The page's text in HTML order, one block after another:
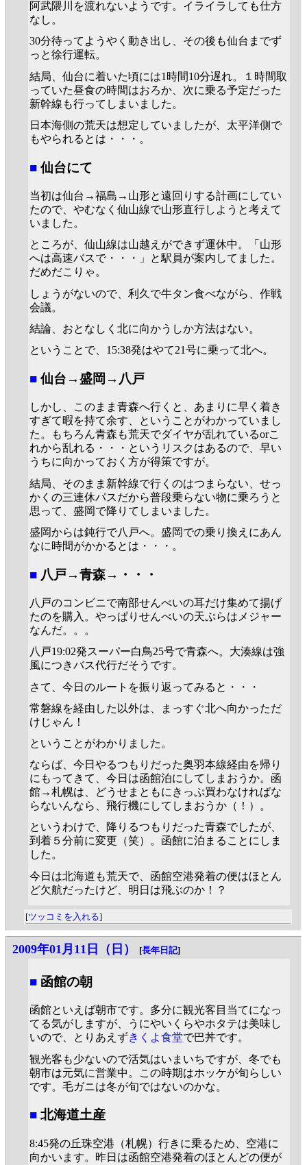
阿武隈川を渡れないようです。イライラしても仕方
なし。
30分待ってようやく動き出し、その後も仙台までず
っと徐行運転。
結局、仙台に着いた頃には1時間10分遅れ。１時間取
っていた昼食の時間はおろか、次に乗る予定だった
新幹線も行ってしまいました。
日本海側の荒天は想定していましたが、太平洋側で
もやられるとは・・・。
■ 仙台にて
当初は仙台→福島→山形と遠回りする計画にしてい
たので、やむなく仙山線で山形直行しようと考えて
いました。
ところが、仙山線は山越えができず運休中。「山形
へは高速バスで・・・」と駅員が案内してました。
だめだこりゃ。
しょうがないので、利久で牛タン食べながら、作戦
会議。
結論、おとなしく北に向かうしか方法はない。
ということで、15:38発はやて21号に乗って北へ。
■ 仙台→盛岡→八戸
しかし、このまま青森へ行くと、あまりに早く着き
すぎて暇を持て余す、ということがわかっていまし
た。もちろん青森も荒天でダイヤが乱れているorこ
れから乱れる・・・というリスクはあるので、早い
うちに向かっておく方が得策ですが。
結局、そのまま新幹線で行くのはつまらない、せっ
かくの三連休パスだから普段乗らない物に乗ろうと
思って、盛岡で降りてしまいました。
盛岡からは鈍行で八戸へ。盛岡での乗り換えにあん
なに時間がかかるとは・・・。
■ 八戸→青森→・・・
八戸のコンビニで南部せんべいの耳だけ集めて揚げ
たのを購入。やっぱりせんべいの天ぷらはメジャー
なんだ。。。
八戸19:02発スーパー白鳥25号で青森へ。大湊線は強
風につきバス代行だそうです。
さて、今日のルートを振り返ってみると・・・
常磐線を経由した以外は、まっすぐ北へ向かっただ
けじゃん！
ということがわかりました。
ならば、今日やるつもりだった奥羽本線経由を帰り
にもってきて、今日は函館泊にしてしまおうか。函
館→札幌は、どうせまともにきっぷ買わなければな
らないんなら、飛行機にしてしまおうか（！）。
というわけで、降りるつもりだった青森でしたが、
到着５分前に変更（笑）。函館に泊まることにしま
した。
今日は北海道も荒天で、函館空港発着の便はほとん
ど欠航だったけど、明日は飛ぶのか！？
[ツッコミを入れる]
2009年01月11日（日） [長年日記]
■ 函館の朝
函館といえば朝市です。多分に観光客目当てになっ
てる気がしますが、うにやいくらやホタテは美味し
いので、とりあえずきくよ食堂で巴丼です。
観光客も少ないので活気はいまいちですが、冬でも
朝市は元気に営業中。この時期はホッケが旬らしい
です。毛ガニは冬が旬ではないのかな。
■ 北海道土産
8:45発の丘珠空港（札幌）行きに乗るため、空港に
向かいます。昨日は函館空港発着のほとんどの便が